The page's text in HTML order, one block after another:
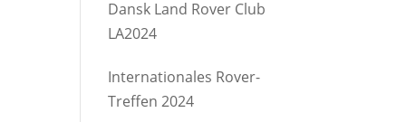
Dansk Land Rover Club
LA2024
Internationales Rover-
Treffen 2024